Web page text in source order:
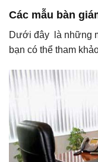
Các mẫu bàn
Dưới đây là những
bạn có thể tham